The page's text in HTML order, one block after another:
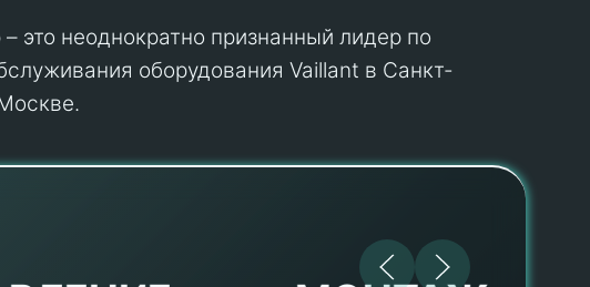
это неоднократно признанный лидер по
оборудования Vaillant в Санкт-